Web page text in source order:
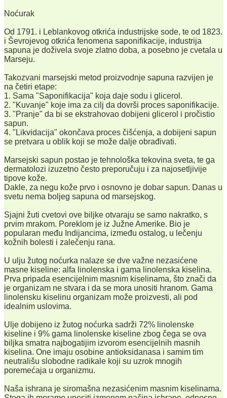
Noćurak
Od 1791. i Leblankovog otkrića industrijske sode, te od 1823.
i Ševrojevog otkrića fenomena saponifikacije, industrija
sapuna je doživela svoje zlatno doba, a posebno je cvetala u
Marseju.
Takozvani marsejski metod proizvodnje sapuna razvijen je
na četiri etape:
1. Sama "Saponifikacija" koja daje sodu i glicerol.
2. "Kuvanje" koje ima za cilj da dovrši proces saponifikacije.
3. "Pranje" da bi se ekstrahovao dobijeni glicerol i pročistio
sapun.
4. "Likvidacija" okončava proces čišćenja, a dobijeni sapun
se pretvara u oblik koji se može dalje obrađivati.
Marsejski sapun postao je tehnološka tekovina sveta, te ga
dermatolozi izuzetno često preporučuju i za najosetljivije
tipove kože.
Dakle, za negu kože prvo i osnovno je dobar sapun. Danas u
svetu nema boljeg sapuna od marsejskog.
Sjajni žuti cvetovi ove biljke otvaraju se samo nakratko, s
prvim mrakom. Poreklom je iz Južne Amerike. Bio je
popularan među Indijancima, između ostalog, u lečenju
kožnih bolesti i zalečenju rana.
U ulju žutog noćurka nalaze se dve važne nezasićene
masne kiseline: alfa linolenska i gama linolenska kiselina.
Prva pripada esencijelnim masnim kiselinama, što znači da
je organizam ne stvara i da se mora unositi hranom. Gama
linolensku kiselinu organizam može proizvesti, ali pod
idealnim uslovima.
Ulje dobijeno iz žutog noćurka sadrži 72% linolenske
kiseline i 9% gama linolenske kiseline zbog čega se ova
biljka smatra najbogatijim izvorom esencijelnih masnih
kiselina. One imaju osobine antioksidanasa i samim tim
neutrališu slobodne radikale koji su uzrok mnogih
poremećaja u organizmu.
Naša ishrana je siromašna nezasićenim masnim kiselinama.